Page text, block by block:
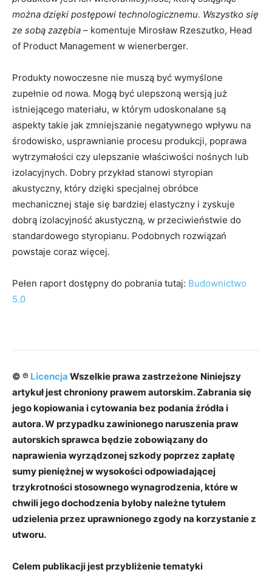
można dzięki postępowi technologicznemu. Wszystko się
ze sobą zazębia – komentuje Mirosław Rzeszutko, Head
of Product Management w wienerberger.
Produkty nowoczesne nie muszą być wymyślone
zupełnie od nowa. Mogą być ulepszoną wersją już
istniejącego materiału, w którym udoskonalane są
aspekty takie jak zmniejszanie negatywnego wpływu na
środowisko, usprawnianie procesu produkcji, poprawa
wytrzymałości czy ulepszanie właściwości nośnych lub
izolacyjnych. Dobry przykład stanowi styropian
akustyczny, który dzięki specjalnej obróbce
mechanicznej staje się bardziej elastyczny i zyskuje
dobrą izolacyjność akustyczną, w przeciwieństwie do
standardowego styropianu. Podobnych rozwiązań
powstaje coraz więcej.
Pełen raport dostępny do pobrania tutaj: Budownictwo
5.0
© ℗ Licencja Wszelkie prawa zastrzeżone Niniejszy
artykuł jest chroniony prawem autorskim. Zabrania się
jego kopiowania i cytowania bez podania źródła i
autora. W przypadku zawinionego naruszenia praw
autorskich sprawca będzie zobowiązany do
naprawienia wyrządzonej szkody poprzez zapłatę
sumy pieniężnej w wysokości odpowiadającej
trzykrotności stosownego wynagrodzenia, które w
chwili jego dochodzenia byłoby należne tytułem
udzielenia przez uprawnionego zgody na korzystanie z
utworu.
Celem publikacji jest przybliżenie tematyki